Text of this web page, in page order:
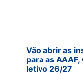
Vão abrir as
para as
letivo 26/27